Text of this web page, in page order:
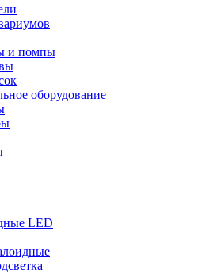
и помпы
оборудование
LED